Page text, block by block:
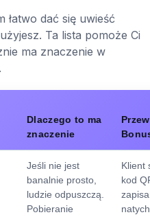
dać się uwieść
Ta lista pomoże Ci
ma znaczenie w
Dlaczego to ma
znaczenie
Jeśli nie jest
banalnie prosto,
ludzie odpuszczą.
Pobieranie
Klient
kod